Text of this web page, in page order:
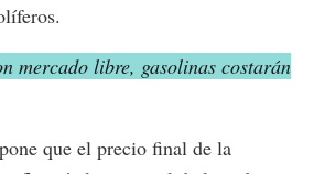
mercado libre, gasolinas costarán
que el precio final de la